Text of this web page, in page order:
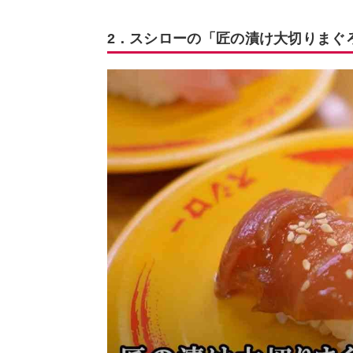
2．スシローの「匠の漬け大切りまぐ